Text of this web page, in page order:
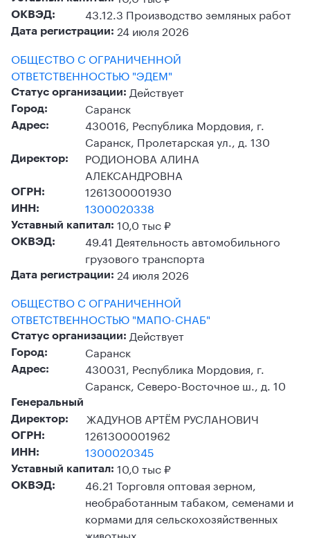
ОКВЭД: 43.12.3 Производство земляных работ
Дата регистрации: 24 июля 2026
ОБЩЕСТВО С ОГРАНИЧЕННОЙ
ОТВЕТСТВЕННОСТЬЮ "ЭДЕМ"
Статус организации: Действует
Город: Саранск
Адрес:
430016, Республика Мордовия, г.
Саранск, Пролетарская ул., д. 130
Директор:
РОДИОНОВА АЛИНА
АЛЕКСАНДРОВНА
ОГРН: 1261300001930
ИНН: 1300020338
Уставный капитал: 10,0 тыс ₽
ОКВЭД:
49.41 Деятельность автомобильного
грузового транспорта
Дата регистрации: 24 июля 2026
ОБЩЕСТВО С ОГРАНИЧЕННОЙ
ОТВЕТСТВЕННОСТЬЮ "МАПО-СНАБ"
Статус организации: Действует
Город: Саранск
Адрес:
430031, Республика Мордовия, г.
Саранск, Северо-Восточное ш., д. 10
Генеральный
Директор:
ЖАДУНОВ АРТЁМ РУСЛАНОВИЧ
ОГРН: 1261300001962
ИНН: 1300020345
Уставный капитал: 10,0 тыс ₽
ОКВЭД:
46.21 Торговля оптовая зерном,
необработанным табаком, семенами и
кормами для сельскохозяйственных
животных